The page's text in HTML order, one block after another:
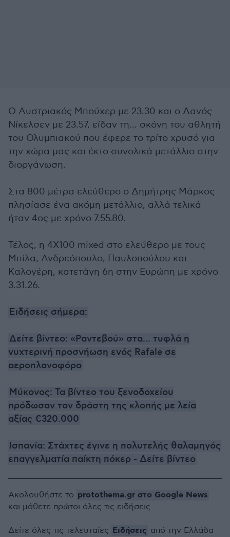
Ο Αυστριακός Μπούχερ με 23.30 και ο Δανός
Νίκελσεν με 23.57, είδαν τη... σκόνη του αθλητή
του Ολυμπιακού που έφερε το τρίτο χρυσό για
την χώρα μας και έκτο συνολικά μετάλλιο στην
διοργάνωση.
Στα 800 μέτρα ελεύθερο ο Δημήτρης Μάρκος
πλησίασε ένα ακόμη μετάλλιο, αλλά τελικά
ήταν 4ος με χρόνο 7.55.80.
Τέλος, η 4Χ100 mixed στο ελεύθερο με τους
Μπίλα, Ανδρεόπουλο, Παυλοπούλου και
Καλογέρη, κατετάγη 6η στην Ευρώπη με χρόνο
3.31.26.
Ειδήσεις σήμερα:
Δείτε βίντεο: «Ραντεβού» στα... τυφλά η
νυχτερινή προσνήωση ενός Rafale σε
αεροπλανοφόρο
Μύκονος: Τα βίντεο του ξενοδοχείου
πρόδωσαν τον δράστη της κλοπής με λεία
αξίας €320.000
Ισπανία: Στάχτες έγινε η πολυτελής θαλαμηγός
επαγγελματία παίκτη πόκερ - Δείτε βίντεο
Ακολουθήστε το protothema.gr στο Google News
και μάθετε πρώτοι όλες τις ειδήσεις
Δείτε όλες τις τελευταίες Ειδήσεις από την Ελλάδα